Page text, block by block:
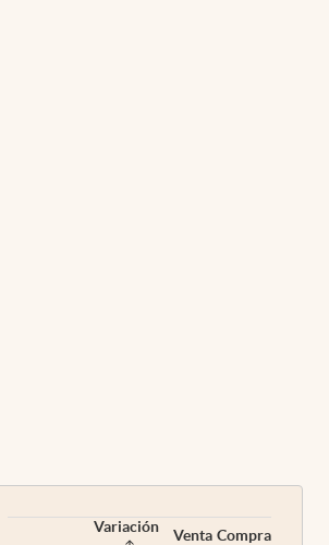
Variación Venta Compra